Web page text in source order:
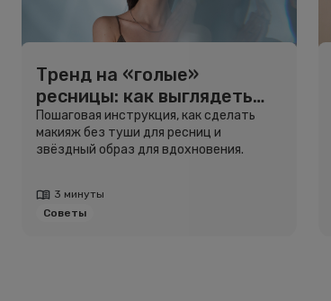
Тренд на «голые»
ресницы: как выглядеть
свежо, не используя тушь
Пошаговая инструкция, как сделать
макияж без туши для ресниц и
звёздный образ для вдохновения.
3 минуты
Советы